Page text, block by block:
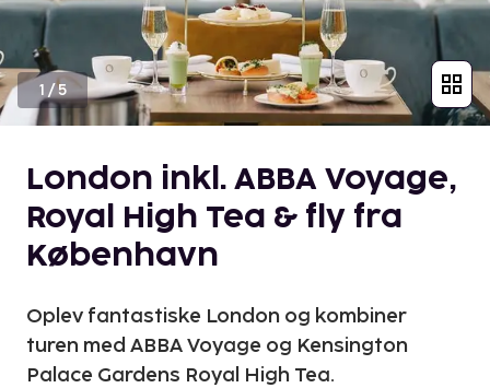
1 /5
London inkl. ABBA Voyage,
Royal High Tea & fly fra
København
Oplev fantastiske London og kombiner
turen med ABBA Voyage og Kensington
Palace Gardens Royal High Tea.